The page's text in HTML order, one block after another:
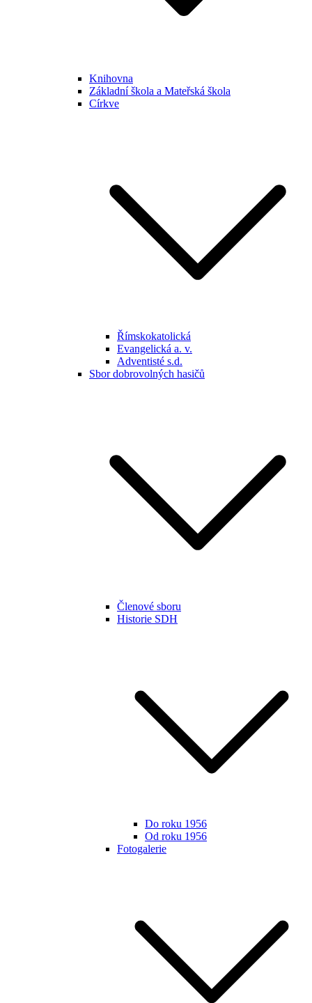
Knihovna
Základní škola a Mateřská škola
Církve
Římskokatolická
Evangelická a. v.
Adventisté s.d.
Sbor dobrovolných hasičů
Členové sboru
Historie SDH
Do roku 1956
Od roku 1956
Fotogalerie